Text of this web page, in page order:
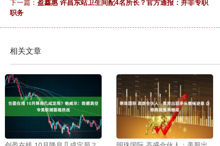
下一篇： 盈鑫惠 许昌东站卫生间配4名所长？官方通报：并非专职
职务
相关文章